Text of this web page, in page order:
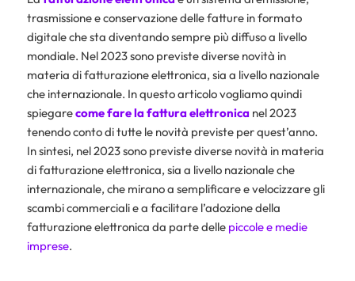
trasmissione e conservazione delle fatture in formato
digitale che sta diventando sempre più diffuso a livello
mondiale. Nel 2023 sono previste diverse novità in
materia di fatturazione elettronica, sia a livello nazionale
che internazionale. In questo articolo vogliamo quindi
spiegarecome fare lafattura elettronicanel 2023
tenendo conto di tutte le novità previste per quest’anno.
In sintesi, nel 2023 sono previste diverse novità in materia
di fatturazione elettronica, sia a livello nazionale che
internazionale, che mirano a semplificare e velocizzare gli
scambi commerciali e a facilitare l’adozione della
fatturazione elettronica da parte dellepiccole e medie
imprese.